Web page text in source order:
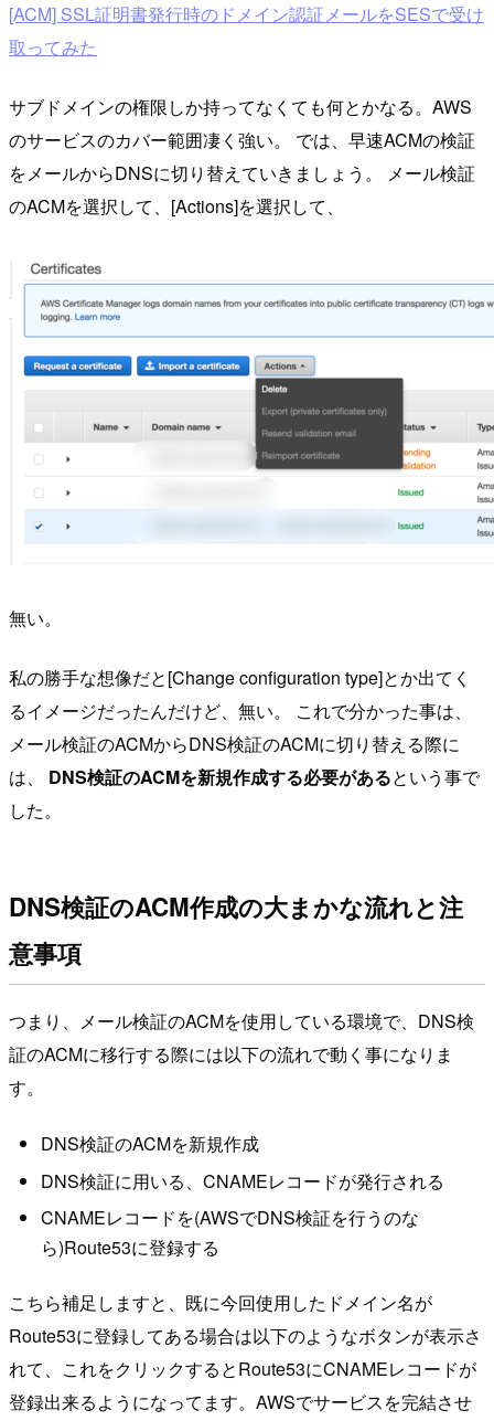
[ACM] SSL証明書発行時のドメイン認証メールをSESで受け
取ってみた
サブドメインの権限しか持ってなくても何とかなる。AWS
のサービスのカバー範囲凄く強い。 では、早速ACMの検証
をメールからDNSに切り替えていきましょう。 メール検証
のACMを選択して、[Actions]を選択して、
無い。
私の勝手な想像だと[Change configuration type]とか出てく
るイメージだったんだけど、無い。 これで分かった事は、
メール検証のACMからDNS検証のACMに切り替える際に
は、 DNS検証のACMを新規作成する必要があるという事で
した。
DNS検証のACM作成の大まかな流れと注
意事項
つまり、メール検証のACMを使用している環境で、DNS検
証のACMに移行する際には以下の流れで動く事になりま
す。
DNS検証のACMを新規作成
DNS検証に用いる、CNAMEレコードが発行される
CNAMEレコードを(AWSでDNS検証を行うのな
ら)Route53に登録する
こちら補足しますと、既に今回使用したドメイン名が
Route53に登録してある場合は以下のようなボタンが表示さ
れて、これをクリックするとRoute53にCNAMEレコードが
登録出来るようになってます。AWSでサービスを完結させ